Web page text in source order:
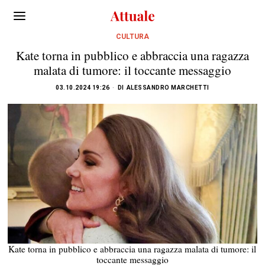
CULTURA
Kate torna in pubblico e abbraccia una ragazza
malata di tumore: il toccante messaggio
03.10.2024 19:26 DI ALESSANDRO MARCHETTI
Kate torna in pubblico e abbraccia una ragazza malata di tumore: il
toccante messaggio